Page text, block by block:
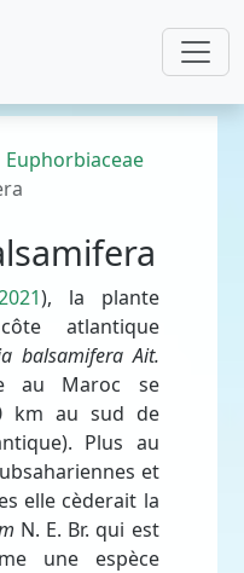
Euphorbiaceae
), la plante
atlantique
balsamiferaAit.
au Maroc se
km au sud de
Plus au
et
elle cèderait la
N. E. Br. qui est
une espèce